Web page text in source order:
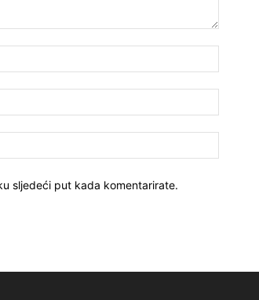
sljedeći put kada komentarirate.